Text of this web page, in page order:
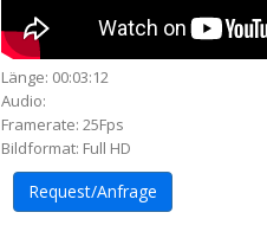
Länge: 00:03:12
Audio:
Framerate: 25Fps
Bildformat: Full HD
Request/Anfrage